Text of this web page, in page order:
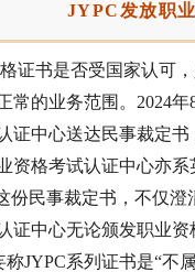
JYPC发放职
证书是否受国家认可
常的业务范围。2024
证中心送达民事裁定
资格考试认证中心亦
份民事裁定书，不仅
证中心无论颁发职业
JYPC系列证书是“